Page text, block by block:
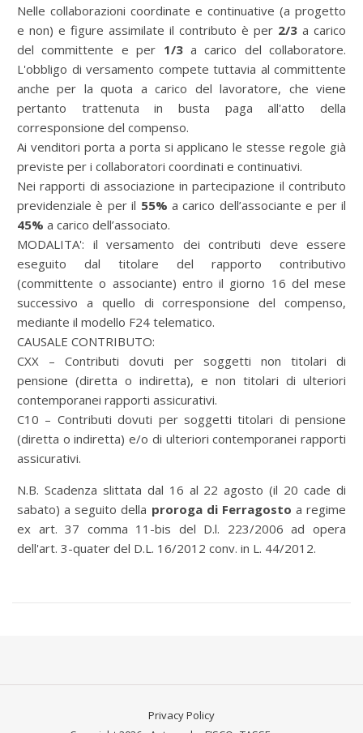
Nelle collaborazioni coordinate e continuative (a progetto
e non) e figure assimilate il contributo è per 2/3 a carico
del committente e per 1/3a carico del collaboratore.
L'obbligo di versamento compete tuttavia al committente
anche per la quota a carico del lavoratore, che viene
pertanto trattenuta in busta paga all'atto della
corresponsione del compenso.
Ai venditori porta a porta si applicano le stesse regole già
previste per i collaboratori coordinati e continuativi.
Nei rapporti di associazione in partecipazione il contributo
previdenziale è per il 55% a carico dell’associante e per il
45% a carico dell’associato.
MODALITA': il versamento dei contributi deve essere
eseguito dal titolare del rapporto contributivo
(committente o associante) entro il giorno 16 del mese
successivo a quello di corresponsione del compenso,
mediante il modello F24 telematico.
CAUSALE CONTRIBUTO:
CXX – Contributi dovuti per soggetti non titolari di
pensione (diretta o indiretta), e non titolari di ulteriori
contemporanei rapporti assicurativi.
C10 – Contributi dovuti per soggetti titolari di pensione
(diretta o indiretta) e/o di ulteriori contemporanei rapporti
assicurativi.
N.B. Scadenza slittata dal 16 al 22 agosto (il 20 cade di
sabato) a seguito della proroga di Ferragosto a regime
ex art. 37 comma 11-bis del D.l. 223/2006 ad opera
dell'art. 3-quater del D.L. 16/2012 conv. in L. 44/2012.
Privacy Policy